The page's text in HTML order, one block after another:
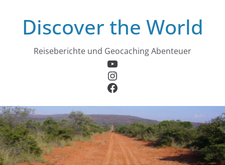
springenDiscover the World
Reiseberichte und Geocaching Abenteuer
YouTube
Instagram
Facebook